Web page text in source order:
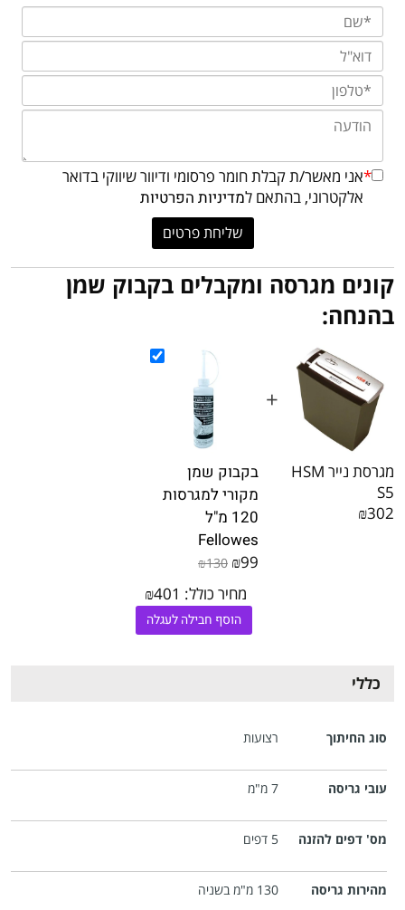
*אני מאשר/ת קבלת חומר פרסומי ודיוור שיווקי בדואר
אלקטרוני, בהתאם למדיניות הפרטיות
קונים מגרסה ומקבלים בקבוק שמן
בהנחה:
מגרסת נייר HSM
S5
₪302
+
בקבוק שמן
מקורי למגרסות
120 מ"ל
Fellowes
₪130 ₪99
מחיר כולל:
₪401
הוסף חבילה לעגלה
כללי
סוג החיתוך רצועות
עובי גריסה 7 מ"מ
מס' דפים להזנה 5 דפים
מהירות גריסה 130 מ"מ בשניה